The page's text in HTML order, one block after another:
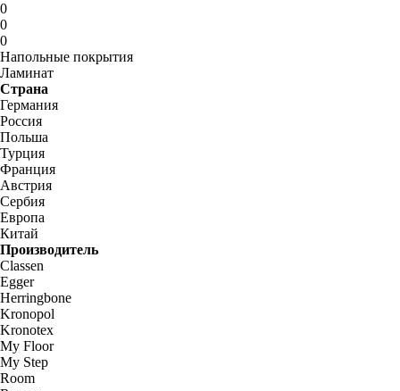
0
0
0
Напольные покрытия
Ламинат
Страна
Германия
Россия
Польша
Турция
Франция
Австрия
Сербия
Европа
Китай
Производитель
Classen
Egger
Herringbone
Kronopol
Kronotex
My Floor
My Step
Room